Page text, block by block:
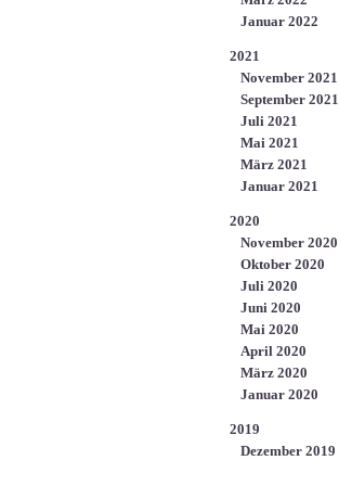
Januar 2022
2021
November 2021
September 2021
Juli 2021
Mai 2021
März 2021
Januar 2021
2020
November 2020
Oktober 2020
Juli 2020
Juni 2020
Mai 2020
April 2020
März 2020
Januar 2020
2019
Dezember 2019